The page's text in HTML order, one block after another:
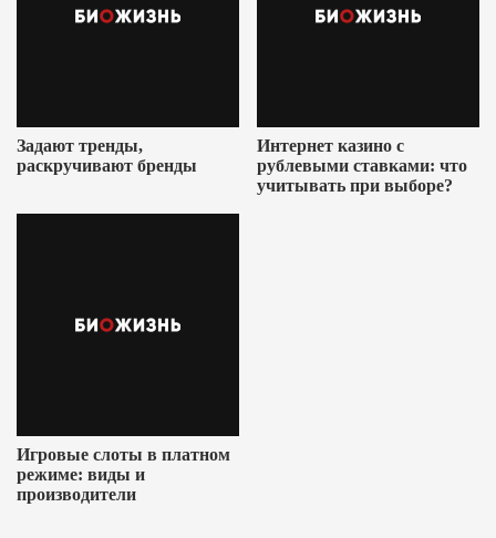
Задают тренды,
раскручивают бренды
Интернет казино с
рублевыми ставками: что
учитывать при выборе?
Игровые слоты в платном
режиме: виды и
производители